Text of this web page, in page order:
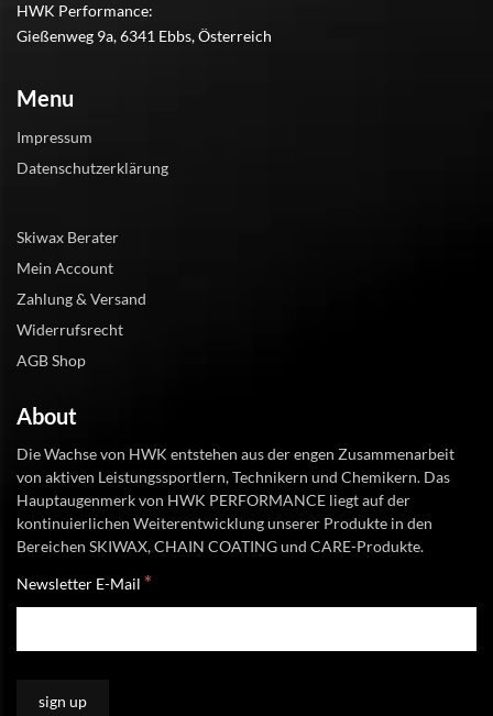
HWK Performance:
Gießenweg 9a, 6341 Ebbs, Österreich
Menu
Impressum
Datenschutzerklärung
Skiwax Berater
Mein Account
Zahlung & Versand
Widerrufsrecht
AGB Shop
About
Die Wachse von HWK entstehen aus der engen Zusammenarbeit
von aktiven Leistungssportlern, Technikern und Chemikern. Das
Hauptaugenmerk von HWK PERFORMANCE liegt auf der
kontinuierlichen Weiterentwicklung unserer Produkte in den
Bereichen SKIWAX, CHAIN COATING und CARE-Produkte.
Newsletter E-Mail *